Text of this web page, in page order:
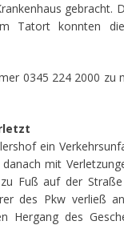
gebracht.
Tatort konnten die
0345 224 2000 zu
ein
mit
Fuß auf der
des Pkw verließ
Hergang des